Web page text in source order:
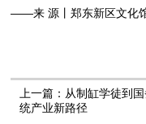
——来 源丨郑东新区文化
上一篇：从制缸学徒到
统产业新路径